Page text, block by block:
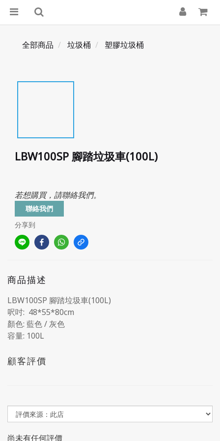
全部商品 垃圾桶 塑膠垃圾桶
LBW100SP 腳踏垃圾車(100L)
若想購買，請聯絡我們。
聯絡我們
分享到
商品描述
LBW100SP 腳踏垃圾車(100L)
呎吋: 48*55*80cm
顏色: 藍色 / 灰色
容量: 100L
顧客評價
尚未有任何評價